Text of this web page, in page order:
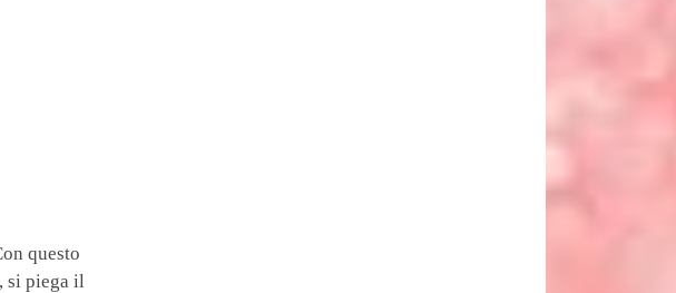
questo
si piega il